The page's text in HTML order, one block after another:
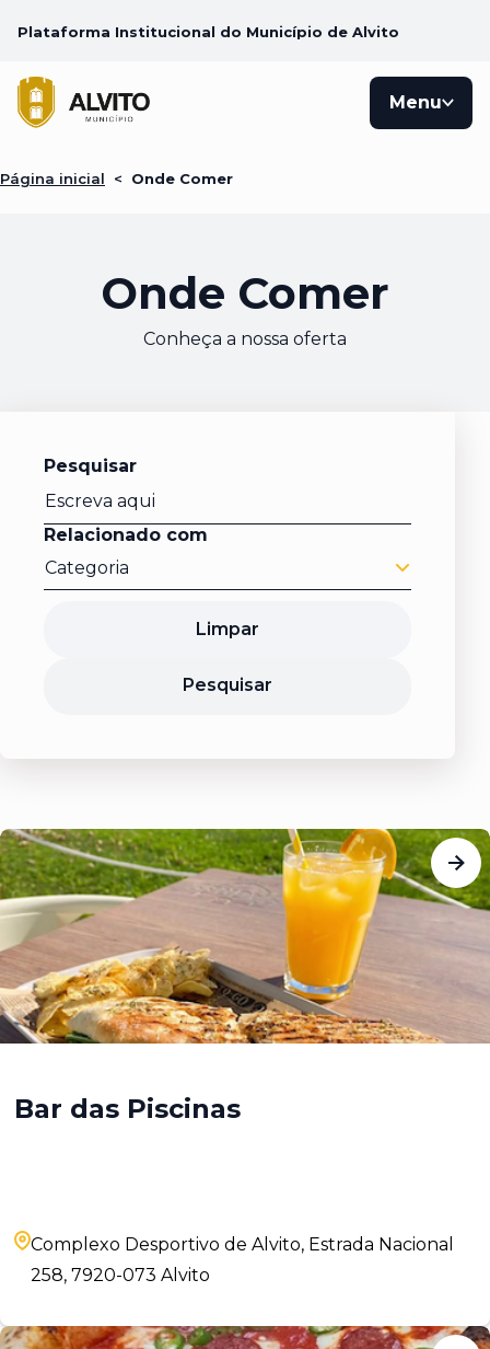
Plataforma Institucional do Município de Alvito
Menu
Página inicial < Onde Comer
Onde Comer
Conheça a nossa oferta
Pesquisar
Relacionado com
Categoria
Limpar
Pesquisar
Bar das Piscinas
Complexo Desportivo de Alvito, Estrada Nacional
258, 7920-073 Alvito